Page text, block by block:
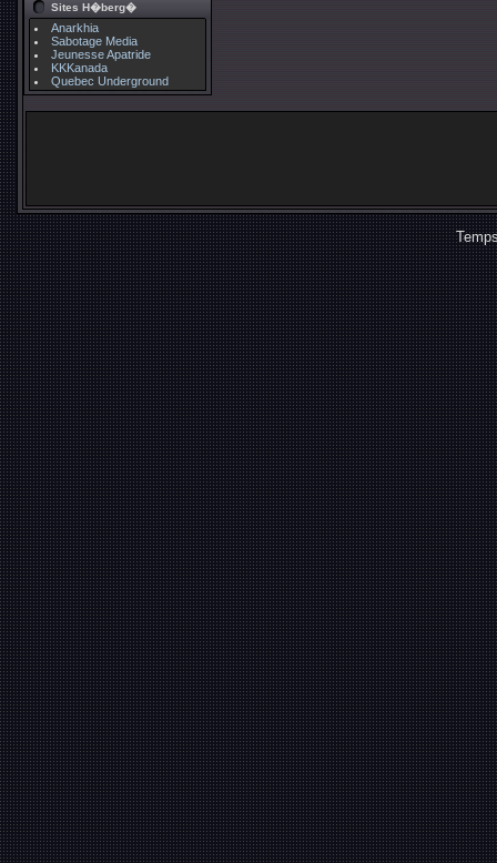
Sites H�berg�
Anarkhia
Sabotage Media
Jeunesse Apatride
KKKanada
Quebec Underground